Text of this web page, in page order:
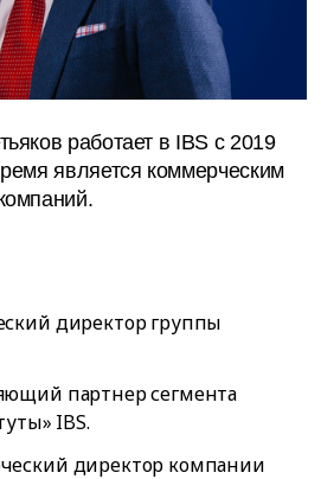
работает в IBS с 2019
является коммерческим
директор группы
партнер сегмента
IBS.
директор компании